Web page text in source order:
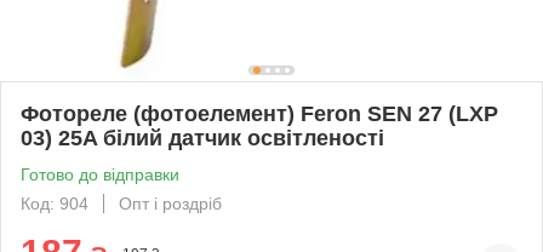
Фотореле (фотоелемент) Feron SEN 27 (LXP
03) 25A білий датчик освітленості
Готово до відправки
Код: 904
Опт і роздріб